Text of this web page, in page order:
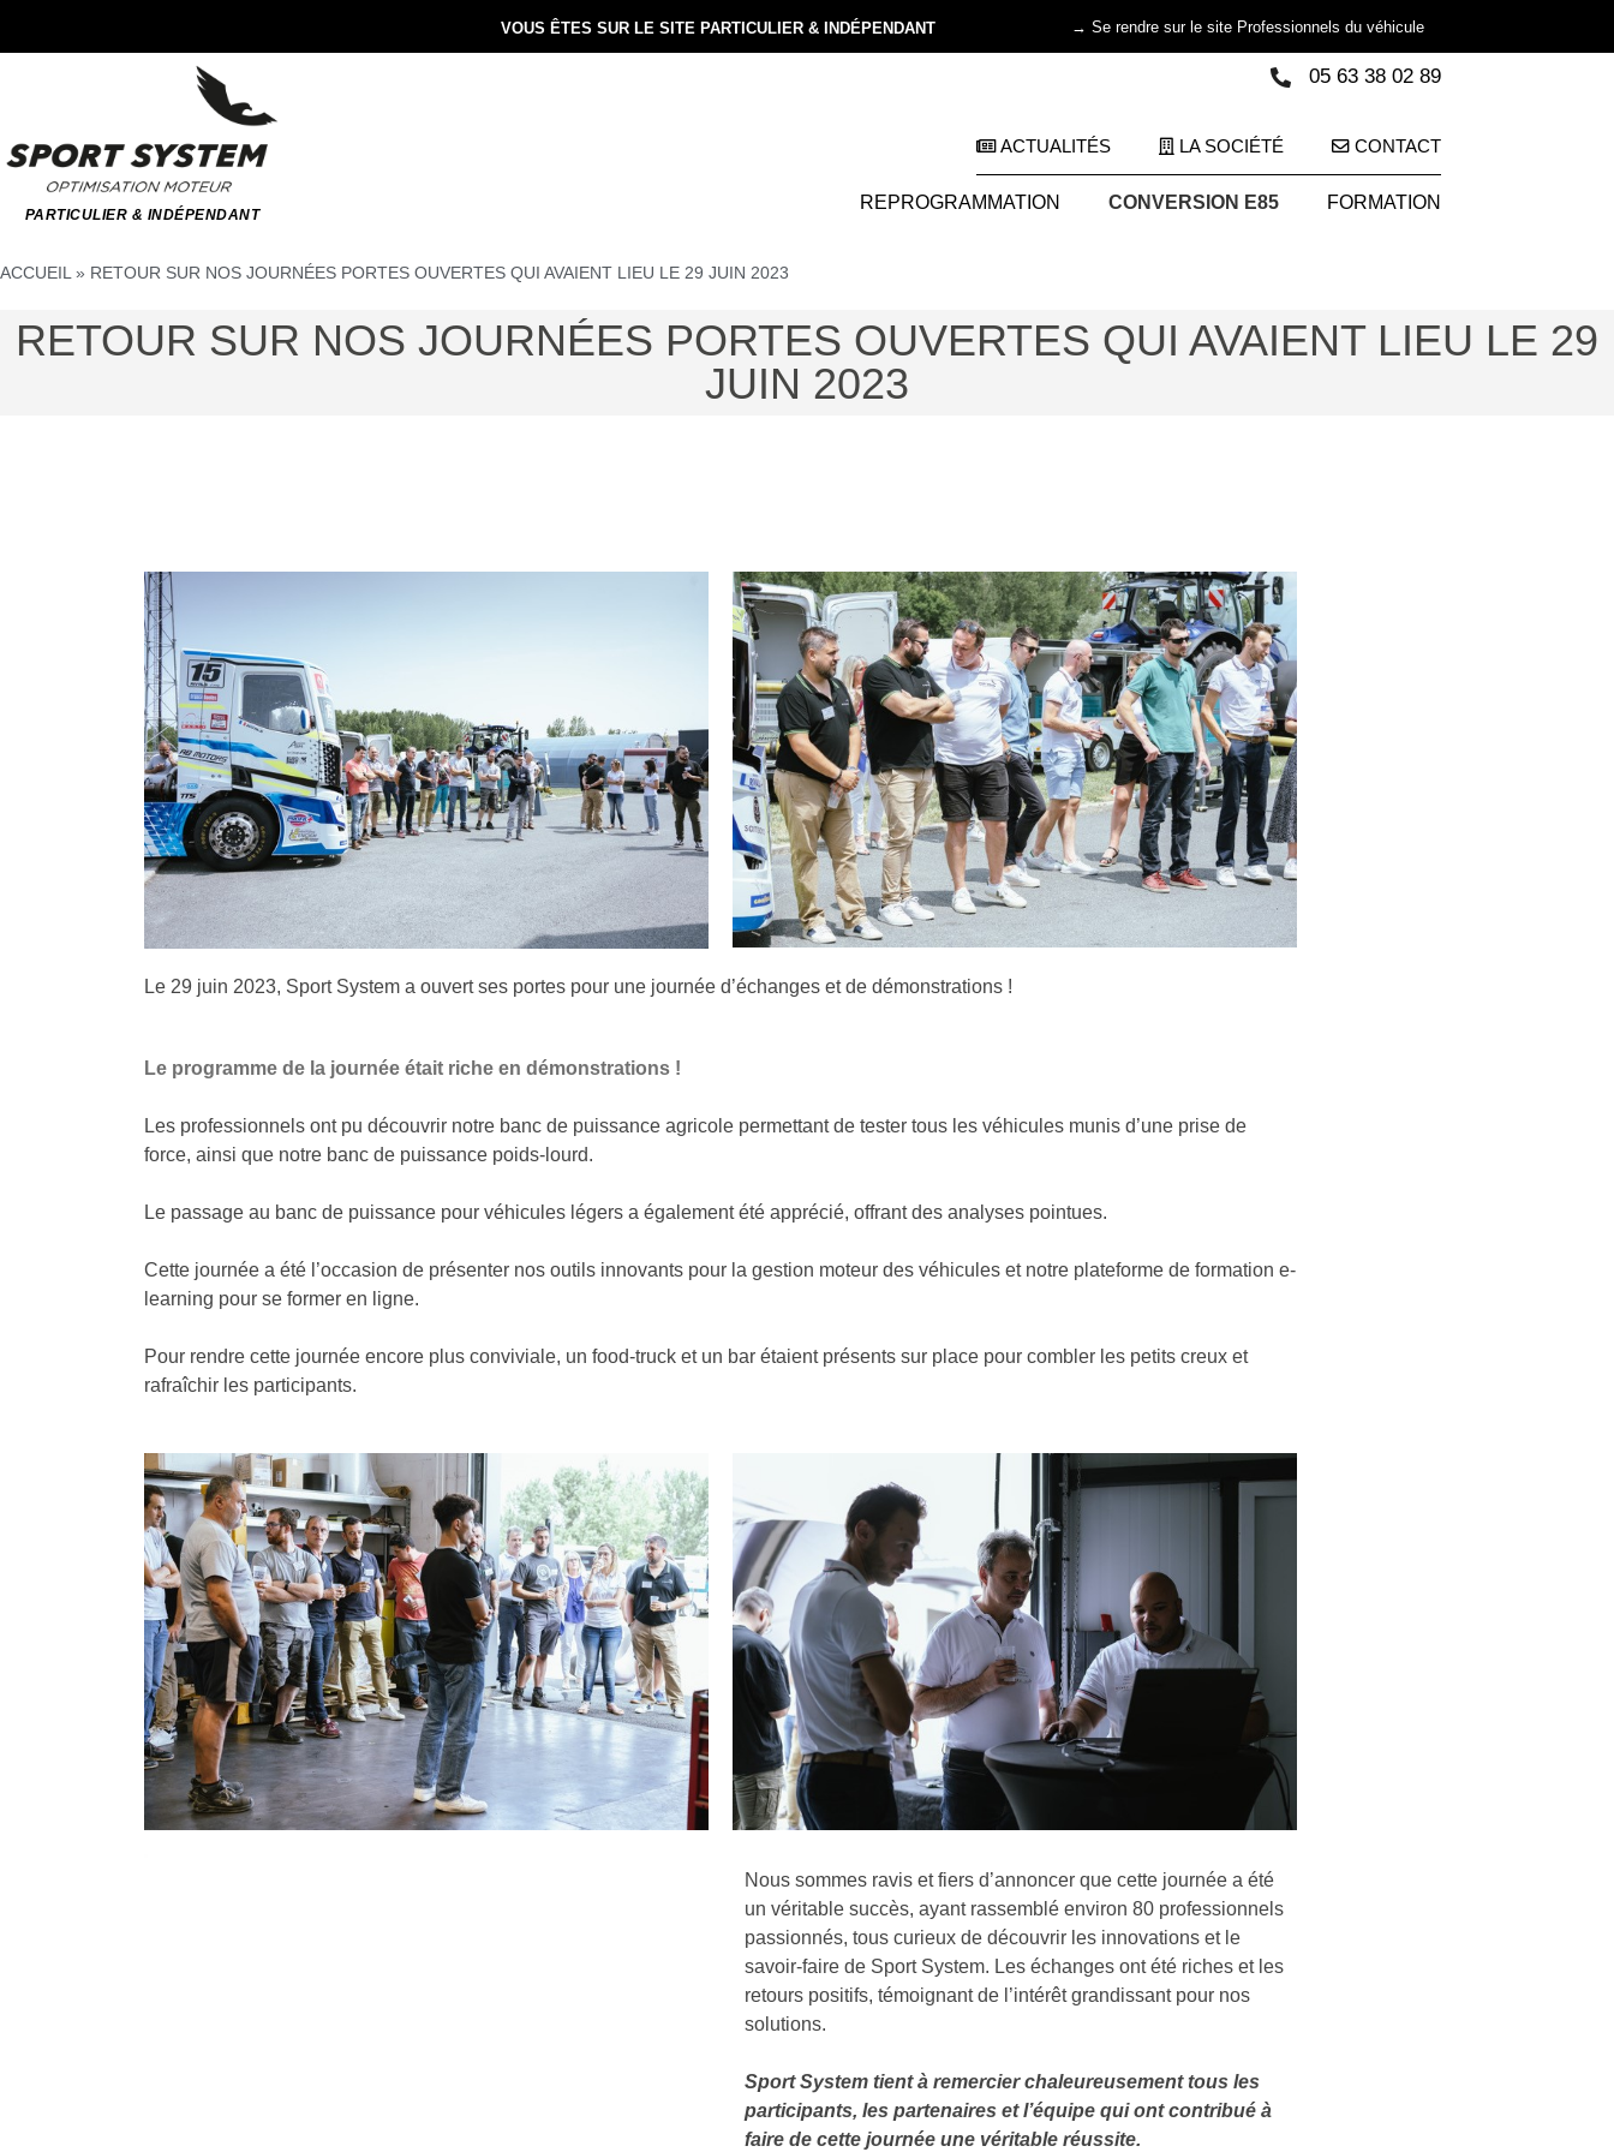
VOUS ÊTES SUR LE SITE PARTICULIER & INDÉPENDANT → Se rendre sur le site Professionnels du véhicule
PARTICULIER & INDÉPENDANT
05 63 38 02 89
ACTUALITÉS LA SOCIÉTÉ CONTACT
REPROGRAMMATION CONVERSION E85 FORMATION
ACCUEIL» RETOUR SUR NOS JOURNÉES PORTES OUVERTES QUI AVAIENT LIEU LE 29 JUIN 2023
RETOUR SUR NOS JOURNÉES PORTES OUVERTES QUI AVAIENT LIEU LE 29
JUIN 2023
Le 29 juin 2023, Sport System a ouvert ses portes pour une journée d’échanges et de démonstrations !
Le programme de la journée était riche en démonstrations !
Les professionnels ont pu découvrir notre banc de puissance agricole permettant de tester tous les véhicules munis d’une prise de
force, ainsi que notre banc de puissance poids-lourd.
Le passage au banc de puissance pour véhicules légers a également été apprécié, offrant des analyses pointues.
Cette journée a été l’occasion de présenter nos outils innovants pour la gestion moteur des véhicules et notre plateforme de formation e-
learning pour se former en ligne.
Pour rendre cette journée encore plus conviviale, un food-truck et un bar étaient présents sur place pour combler les petits creux et
rafraîchir les participants.
Nous sommes ravis et fiers d’annoncer que cette journée a été
un véritable succès, ayant rassemblé environ 80 professionnels
passionnés, tous curieux de découvrir les innovations et le
savoir-faire de Sport System. Les échanges ont été riches et les
retours positifs, témoignant de l’intérêt grandissant pour nos
solutions.
Sport System tient à remercier chaleureusement tous les
participants, les partenaires et l’équipe qui ont contribué à
faire de cette journée une véritable réussite.